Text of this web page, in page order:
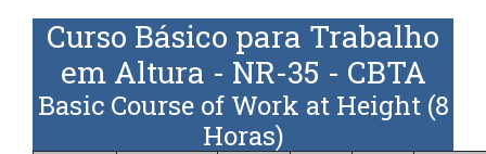
Curso Básico para Trabalho
em Altura - NR-35 - CBTA
Basic Course of Work at Height (8
Horas)